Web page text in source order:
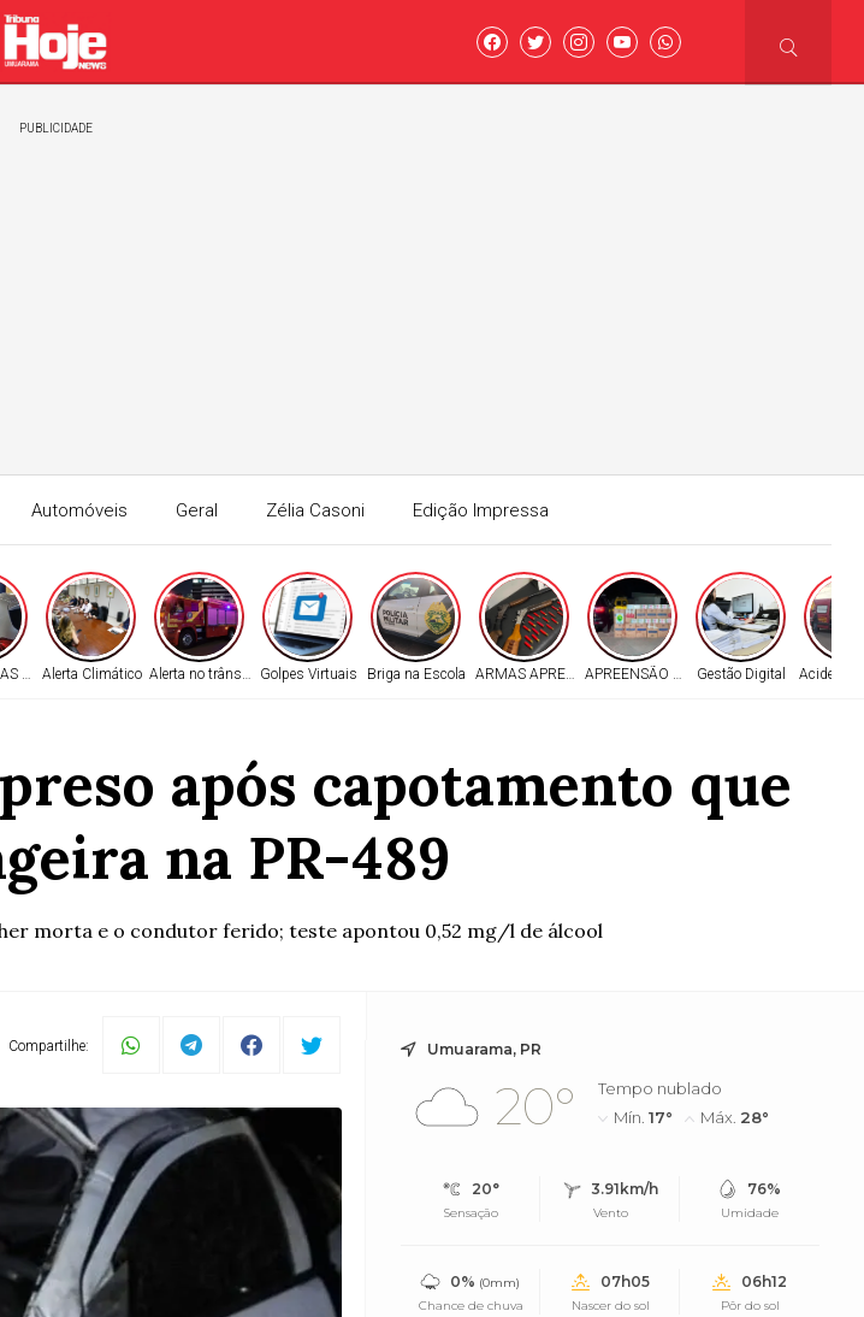
PUBLICIDADE
Automóveis Geral Zélia Casoni Edição Impressa
PORTAS
Alerta Climático Alerta no trânsito Golpes Virtuais Briga na Escola ARMAS APREENDIDASAPREENSÃO EM PEROBAL
Gestão Digital Acidente
após capotamento que
na PR-489
morta e o condutor ferido; teste apontou 0,52 mg/l de álcool
Compartilhe: Umuarama, PR
20°
Tempo nublado
Mín.17° Máx. 28°
20°
Sensação
3.91km/h
Vento
76%
Umidade
0% (0mm)
Chance de chuva
07h05
Nascer do sol
06h12
Pôr do sol